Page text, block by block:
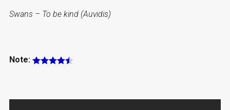
Swans – To be kind (Auvidis)
Note: